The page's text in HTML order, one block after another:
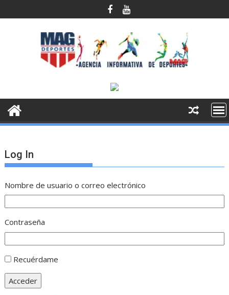
al
Log In
Nombre de usuario o correo electrónico
Contraseña
Recuérdame
Acceder